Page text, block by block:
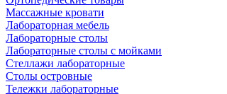
Массажные кровати
Лабораторная мебель
Лабораторные столы
Лабораторные столы с мойками
Стеллажи лабораторные
Столы островные
Тележки лабораторные